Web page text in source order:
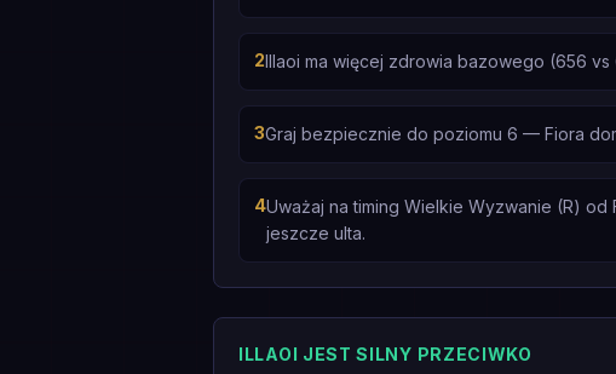
2Illaoi ma więcej zdrowia bazowego (656
3Graj bezpiecznie do poziomu 6 — Fiora
4Uważaj na timing Wielkie Wyzwanie (R)
jeszcze ulta.
ILLAOI JEST SILNY PRZECIWKO